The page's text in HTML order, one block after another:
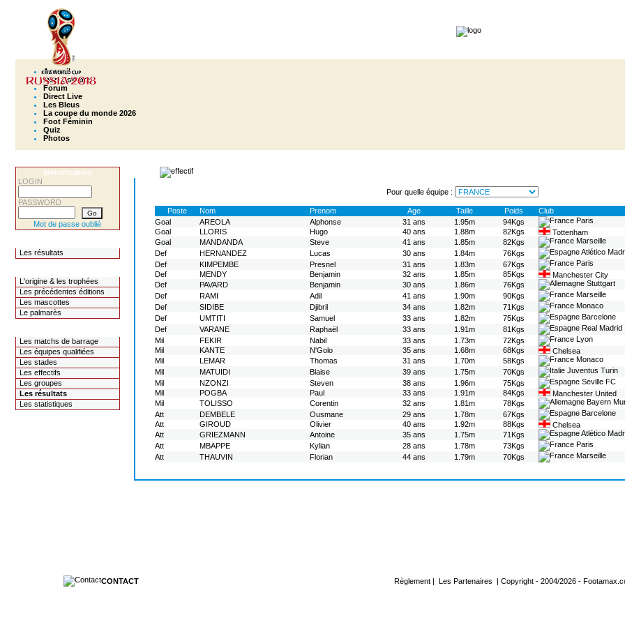
Accueil
Mon Compte
Forum
Direct Live
Les Bleus
La coupe du monde 2026
Foot Féminin
Quiz
Photos
Identification
LOGIN
PASSWORD
Mot de passe oublié
Les résultats
L'origine & les trophées
Les précédentes éditions
Les mascottes
Le palmarès
Les matchs de barrage
Les équipes qualifiées
Les stades
Les effectifs
Les groupes
Les résultats
Les statistiques
Pour quelle équipe :
Poste Nom Prenom Age Taille Poids
Club
Goal
AREOLA Alphonse 31 ans 1.95m 94Kgs
Paris
Goal
LLORIS Hugo 40 ans 1.88m 82Kgs
Tottenham
Goal
MANDANDA Steve 41 ans 1.85m 82Kgs
Marseille
Def
HERNANDEZ Lucas 30 ans 1.84m 76Kgs
Atlético
Def
KIMPEMBE Presnel 31 ans 1.83m 67Kgs
Paris
Def
MENDY Benjamin 32 ans 1.85m 85Kgs
Manchester City
Def
PAVARD Benjamin 30 ans 1.86m 76Kgs
Stuttgart
Def
RAMI Adil 41 ans 1.90m 90Kgs
Marseille
Def
SIDIBE Djibril 34 ans 1.82m 71Kgs
Monaco
Def
UMTITI Samuel 33 ans 1.82m 75Kgs
Barcelone
Def
VARANE Raphaël 33 ans 1.91m 81Kgs
Real Madrid
Mil
FEKIR Nabil 33 ans 1.73m 72Kgs
Lyon
Mil
KANTE N'Golo 35 ans 1.68m 68Kgs
Chelsea
Mil
LEMAR Thomas 31 ans 1.70m 58Kgs
Monaco
Mil
MATUIDI Blaise 39 ans 1.75m 70Kgs
Juventus Turin
Mil
NZONZI Steven 38 ans 1.96m 75Kgs
Seville FC
Mil
POGBA Paul 33 ans 1.91m 84Kgs
Manchester United
Mil
TOLISSO Corentin 32 ans 1.81m 78Kgs
Bayern
Att
DEMBELE Ousmane 29 ans 1.78m 67Kgs
Barcelone
Att
GIROUD Olivier 40 ans 1.92m 88Kgs
Chelsea
Att
GRIEZMANN Antoine 35 ans 1.75m 71Kgs
Atlético
Att
MBAPPE Kylian 28 ans 1.78m 73Kgs
Paris
Att
THAUVIN Florian 44 ans 1.79m 70Kgs Marseille
CONTACT Règlement| Les Partenaires | Copyright - 2004/2026 -